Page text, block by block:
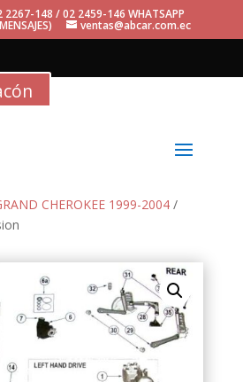
148 / 02 2459-146 WHATSAPP
ventas@abcar.com.ec
CHEROKEE 1999-2004/